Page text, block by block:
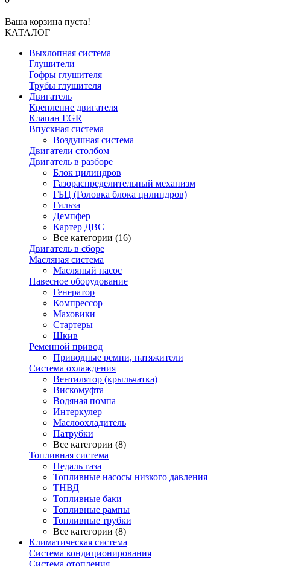
Ваша корзина пуста!
КАТАЛОГ
Выхлопная система
Глушители
Гофры глушителя
Трубы глушителя
Двигатель
Крепление двигателя
Клапан EGR
Впускная система
Воздушная система
Двигатели столбом
Двигатель в разборе
Блок цилиндров
Газораспределительный механизм
ГБЦ (Головка блока цилиндров)
Гильза
Демпфер
Картер ДВС
Все категории (16)
Двигатель в сборе
Масляная система
Масляный насос
Навесное оборудование
Генератор
Компрессор
Маховики
Стартеры
Шкив
Ременной привод
Приводные ремни, натяжители
Система охлаждения
Вентилятор (крыльчатка)
Вискомуфта
Водяная помпа
Интеркулер
Маслоохладитель
Патрубки
Все категории (8)
Топливная система
Педаль газа
Топливные насосы низкого давления
ТНВД
Топливные баки
Топливные рампы
Топливные трубки
Все категории (8)
Климатическая система
Система кондиционирования
Система отопления